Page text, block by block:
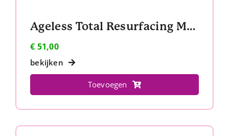
Ageless Total Resurfacing Masque
€ 51,00
bekijken
Toevoegen